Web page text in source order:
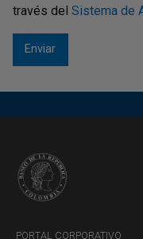
través del Sistema de
PORTAL CORPORATIVO